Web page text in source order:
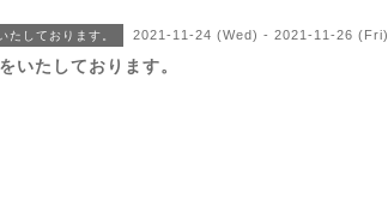
たしております。 2021-11-24 (Wed) - 2021-11-26 (Fri)
いたしております。